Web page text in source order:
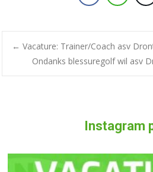
← Vacature: Trainer/Coach asv
Ondanks blessuregolf wil asv
Instagram